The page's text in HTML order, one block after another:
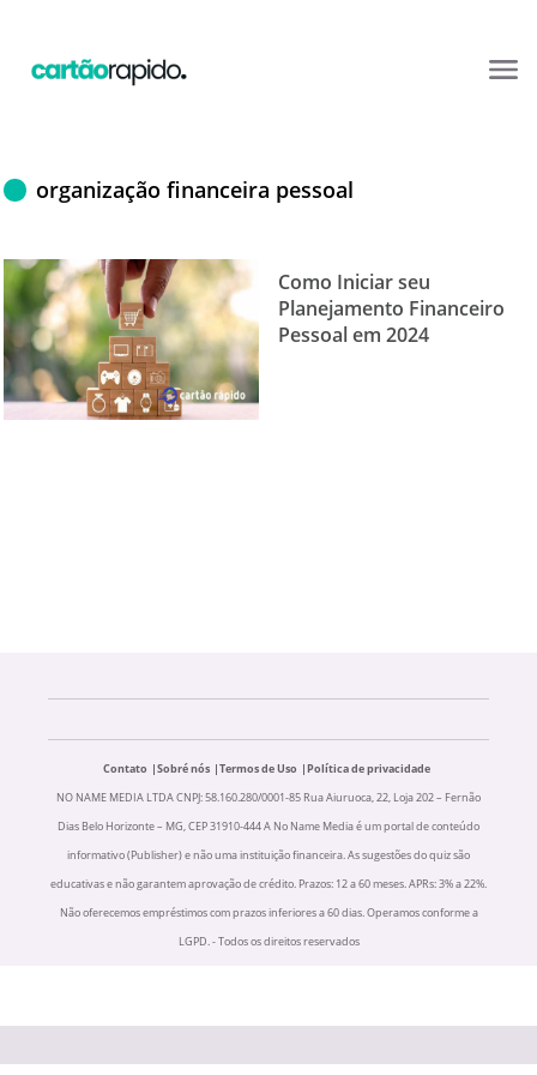
organização financeira pessoal
Como Iniciar seu
Planejamento Financeiro
Pessoal em 2024
Contato Sobré nós Termos de Uso
Política de privacidade
NO NAME MEDIA LTDA CNPJ: 58.160.280/0001-85 Rua Aiuruoca, 22, Loja 202 – Fernão
Dias Belo Horizonte – MG, CEP 31910-444 A No Name Media é um portal de conteúdo
informativo (Publisher) e não uma instituição financeira. As sugestões do quiz são
educativas e não garantem aprovação de crédito. Prazos: 12 a 60 meses. APRs: 3% a 22%.
Não oferecemos empréstimos com prazos inferiores a 60 dias. Operamos conforme a
LGPD. - Todos os direitos reservados